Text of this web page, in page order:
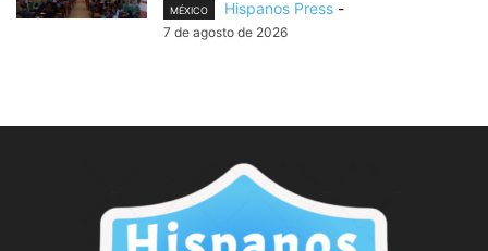
MÉXICO Hispanos Press -
7 de agosto de 2026